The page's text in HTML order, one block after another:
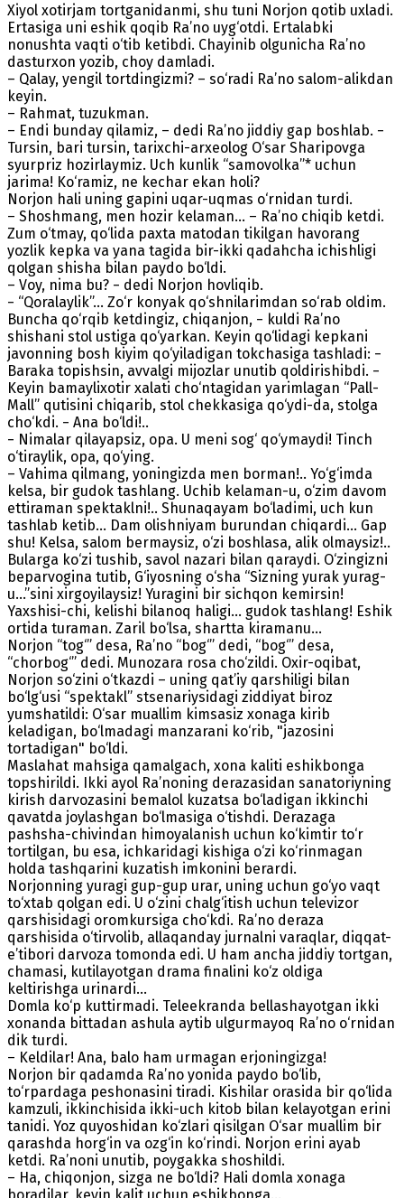
Xiyol xotirjam tortganidanmi, shu tuni Norjon qotib uxladi.
Ertasiga uni eshik qoqib Ra’no uyg‘otdi. Ertalabki
nonushta vaqti o‘tib ketibdi. Chayinib olgunicha Ra’no
dasturxon yozib, choy damladi.
– Qalay, yengil tortdingizmi? – so‘radi Ra’no salom-alikdan
keyin.
– Rahmat, tuzukman.
– Endi bunday qilamiz, – dedi Ra’no jiddiy gap boshlab. −
Tursin, bari tursin, tarixchi-arxeolog O‘sar Sharipovga
syurpriz hozirlaymiz. Uch kunlik “samovolka”* uchun
jarima! Ko‘ramiz, ne kechar ekan holi?
Norjon hali uning gapini uqar-uqmas o‘rnidan turdi.
– Shoshmang, men hozir kelaman… – Ra’no chiqib ketdi.
Zum o‘tmay, qo‘lida paxta matodan tikilgan havorang
yozlik kepka va yana tagida bir-ikki qadahcha ichishligi
qolgan shisha bilan paydo bo‘ldi.
– Voy, nima bu? − dedi Norjon hovliqib.
− “Qoralaylik”... Zo‘r konyak qo‘shnilarimdan so‘rab oldim.
Buncha qo‘rqib ketdingiz, chiqanjon, − kuldi Ra’no
shishani stol ustiga qo‘yarkan. Keyin qo‘lidagi kepkani
javonning bosh kiyim qo‘yiladigan tokchasiga tashladi: −
Baraka topishsin, avvalgi mijozlar unutib qoldirishibdi. −
Keyin bamaylixotir xalati cho‘ntagidan yarimlagan “Pall-
Mall” qutisini chiqarib, stol chekkasiga qo‘ydi-da, stolga
cho‘kdi. − Ana bo‘ldi!..
− Nimalar qilayapsiz, opa. U meni sog‘ qo‘ymaydi! Tinch
o‘tiraylik, opa, qo‘ying.
– Vahima qilmang, yoningizda men borman!.. Yo‘g‘imda
kelsa, bir gudok tashlang. Uchib kelaman-u, o‘zim davom
ettiraman spektaklni!.. Shunaqayam bo‘ladimi, uch kun
tashlab ketib… Dam olishniyam burundan chiqardi… Gap
shu! Kelsa, salom bermaysiz, o‘zi boshlasa, alik olmaysiz!..
Bularga ko‘zi tushib, savol nazari bilan qaraydi. O‘zingizni
beparvogina tutib, G‘iyosning o‘sha “Sizning yurak yurag-
u…”sini xirgoyilaysiz! Yuragini bir sichqon kemirsin!
Yaxshisi-chi, kelishi bilanoq haligi... gudok tashlang! Eshik
ortida turaman. Zaril bo‘lsa, shartta kiramanu…
Norjon “tog‘” desa, Ra’no “bog‘” dedi, “bog‘” desa,
“chorbog‘” dedi. Munozara rosa cho‘zildi. Oxir-oqibat,
Norjon so‘zini o‘tkazdi – uning qat’iy qarshiligi bilan
bo‘lg‘usi “spektakl” stsenariysidagi ziddiyat biroz
yumshatildi: O‘sar muallim kimsasiz xonaga kirib
keladigan, bo‘lmadagi manzarani ko‘rib, "jazosini
tortadigan" bo‘ldi.
Maslahat mahsiga qamalgach, xona kaliti eshikbonga
topshirildi. Ikki ayol Ra’noning derazasidan sanatoriyning
kirish darvozasini bemalol kuzatsa bo‘ladigan ikkinchi
qavatda joylashgan bo‘lmasiga o‘tishdi. Derazaga
pashsha-chivindan himoyalanish uchun ko‘kimtir to‘r
tortilgan, bu esa, ichkaridagi kishiga o‘zi ko‘rinmagan
holda tashqarini kuzatish imkonini berardi.
Norjonning yuragi gup-gup urar, uning uchun go‘yo vaqt
to‘xtab qolgan edi. U o‘zini chalg‘itish uchun televizor
qarshisidagi oromkursiga cho‘kdi. Ra’no deraza
qarshisida o‘tirvolib, allaqanday jurnalni varaqlar, diqqat-
e’tibori darvoza tomonda edi. U ham ancha jiddiy tortgan,
chamasi, kutilayotgan drama finalini ko‘z oldiga
keltirishga urinardi…
Domla ko‘p kuttirmadi. Teleekranda bellashayotgan ikki
xonanda bittadan ashula aytib ulgurmayoq Ra’no o‘rnidan
dik turdi.
– Keldilar! Ana, balo ham urmagan erjoningizga!
Norjon bir qadamda Ra’no yonida paydo bo‘lib,
to‘rpardaga peshonasini tiradi. Kishilar orasida bir qo‘lida
kamzuli, ikkinchisida ikki-uch kitob bilan kelayotgan erini
tanidi. Yoz quyoshidan ko‘zlari qisilgan O‘sar muallim bir
qarashda horg‘in va ozg‘in ko‘rindi. Norjon erini ayab
ketdi. Ra’noni unutib, poygakka shoshildi.
– Ha, chiqonjon, sizga ne bo‘ldi? Hali domla xonaga
boradilar, keyin kalit uchun eshikbonga…